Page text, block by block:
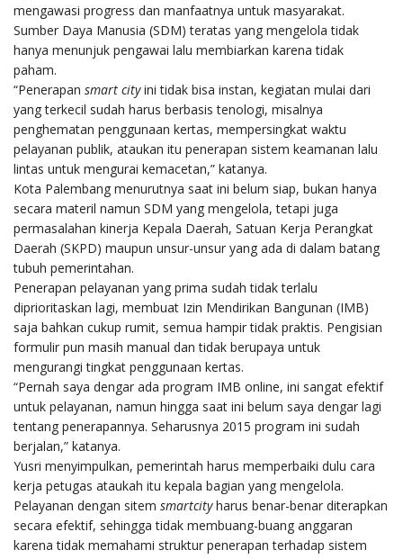
mengawasi progress dan manfaatnya untuk masyarakat.
Sumber Daya Manusia (SDM) teratas yang mengelola tidak
hanya menunjuk pengawai lalu membiarkan karena tidak
paham.
“Penerapan smart cityini tidak bisa instan, kegiatan mulai dari
yang terkecil sudah harus berbasis tenologi, misalnya
penghematan penggunaan kertas, mempersingkat waktu
pelayanan publik, ataukan itu penerapan sistem keamanan lalu
lintas untuk mengurai kemacetan,” katanya.
Kota Palembang menurutnya saat ini belum siap, bukan hanya
secara materil namun SDM yang mengelola, tetapi juga
permasalahan kinerja Kepala Daerah, Satuan Kerja Perangkat
Daerah (SKPD) maupun unsur-unsur yang ada di dalam batang
tubuh pemerintahan.
Penerapan pelayanan yang prima sudah tidak terlalu
diprioritaskan lagi, membuat Izin Mendirikan Bangunan (IMB)
saja bahkan cukup rumit, semua hampir tidak praktis. Pengisian
formulir pun masih manual dan tidak berupaya untuk
mengurangi tingkat penggunaan kertas.
“Pernah saya dengar ada program IMB online, ini sangat efektif
untuk pelayanan, namun hingga saat ini belum saya dengar lagi
tentang penerapannya. Seharusnya 2015 program ini sudah
berjalan,” katanya.
Yusri menyimpulkan, pemerintah harus memperbaiki dulu cara
kerja petugas ataukah itu kepala bagian yang mengelola.
Pelayanan dengan sitem smartcityharus benar-benar diterapkan
secara efektif, sehingga tidak membuang-buang anggaran
karena tidak memahami struktur penerapan terhadap sistem